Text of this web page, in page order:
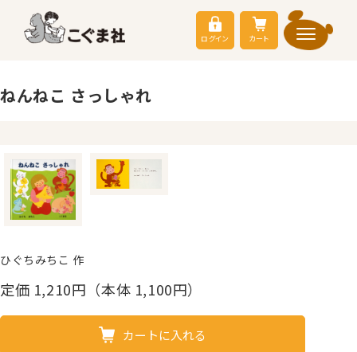
ログイン カート
ねんねこ さっしゃれ
ひぐちみちこ 作
定価 1,210円（本体 1,100円）
カートに入れる